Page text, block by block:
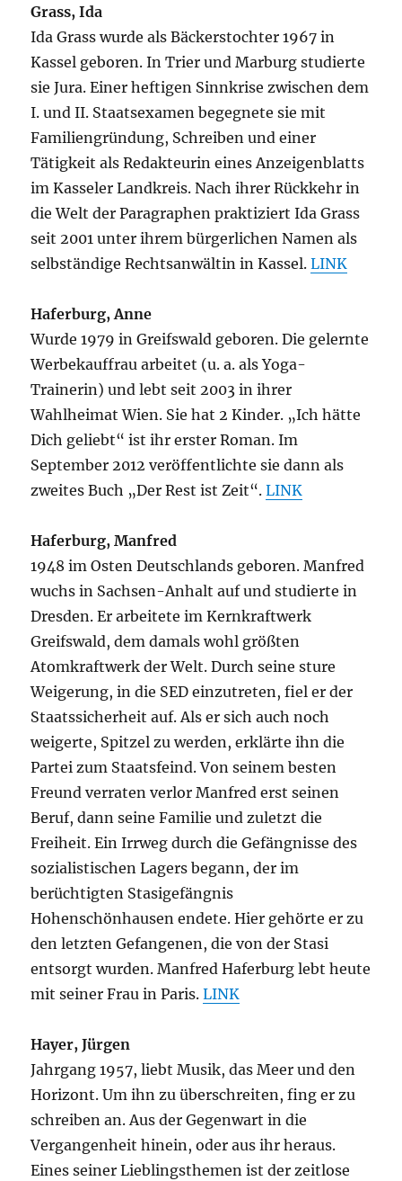
Grass, Ida
Ida Grass wurde als Bäckerstochter 1967 in
Kassel geboren. In Trier und Marburg studierte
sie Jura. Einer heftigen Sinnkrise zwischen dem
I. und II. Staatsexamen begegnete sie mit
Familiengründung, Schreiben und einer
Tätigkeit als Redakteurin eines Anzeigenblatts
im Kasseler Landkreis. Nach ihrer Rückkehr in
die Welt der Paragraphen praktiziert Ida Grass
seit 2001 unter ihrem bürgerlichen Namen als
selbständige Rechtsanwältin in Kassel.LINK
Haferburg, Anne
Wurde 1979 in Greifswald geboren. Die gelernte
Werbekauffrau arbeitet (u. a. als Yoga-
Trainerin) und lebt seit 2003 in ihrer
Wahlheimat Wien. Sie hat 2 Kinder. „Ich hätte
Dich geliebt“ ist ihr erster Roman. Im
September 2012 veröffentlichte sie dann als
zweites Buch „Der Rest ist Zeit“.LINK
Haferburg, Manfred
1948 im Osten Deutschlands geboren. Manfred
wuchs in Sachsen-Anhalt auf und studierte in
Dresden. Er arbeitete im Kernkraftwerk
Greifswald, dem damals wohl größten
Atomkraftwerk der Welt. Durch seine sture
Weigerung, in die SED einzutreten, fiel er der
Staatssicherheit auf. Als er sich auch noch
weigerte, Spitzel zu werden, erklärte ihn die
Partei zum Staatsfeind. Von seinem besten
Freund verraten verlor Manfred erst seinen
Beruf, dann seine Familie und zuletzt die
Freiheit. Ein Irrweg durch die Gefängnisse des
sozialistischen Lagers begann, der im
berüchtigten Stasigefängnis
Hohenschönhausen endete. Hier gehörte er zu
den letzten Gefangenen, die von der Stasi
entsorgt wurden. Manfred Haferburg lebt heute
mit seiner Frau in Paris.LINK
Hayer, Jürgen
Jahrgang 1957, liebt Musik, das Meer und den
Horizont. Um ihn zu überschreiten, fing er zu
schreiben an. Aus der Gegenwart in die
Vergangenheit hinein, oder aus ihr heraus.
Eines seiner Lieblingsthemen ist der zeitlose